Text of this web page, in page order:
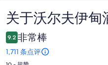
点
评
关于沃尔夫伊甸
9.2 非常棒
1,711 条点评